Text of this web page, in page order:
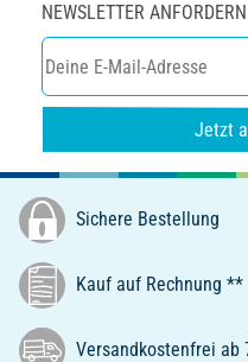
NEWSLETTER
Jetzt
Sichere Bestellung
Kauf auf Rechnung **
Versandkostenfrei ab